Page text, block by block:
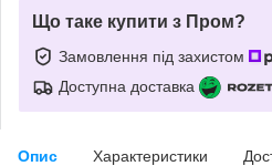
Що таке купити з Пром?
Замовлення під захистом
Доступна доставка
Опис Характеристики